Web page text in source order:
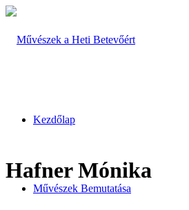
Kezdőlap
Művészek Bemutatása
Hafner Mónika